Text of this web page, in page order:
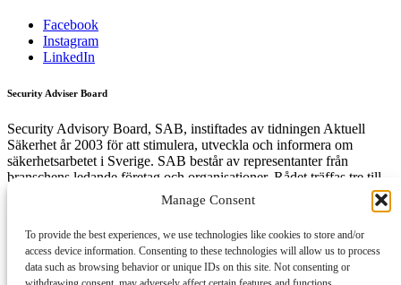
Manage Consent
To provide the best experiences, we use technologies like cookies to store and/or
access device information. Consenting to these technologies will allow us to process
data such as browsing behavior or unique IDs on this site. Not consenting or
Facebook
Instagram
LinkedIn
Security Adviser Board
Security Advisory Board, SAB, instiftades av tidningen Aktuell
Säkerhet år 2003 för att stimulera, utveckla och informera om
säkerhetsarbetet i Sverige. SAB består av representanter från
branschens ledande företag och organisationer. Rådet träffas tre till
fyra gånger per år och diskuterar aktuella säkerhetsfrågor.
Få den senaste säkerhetsinformationen först